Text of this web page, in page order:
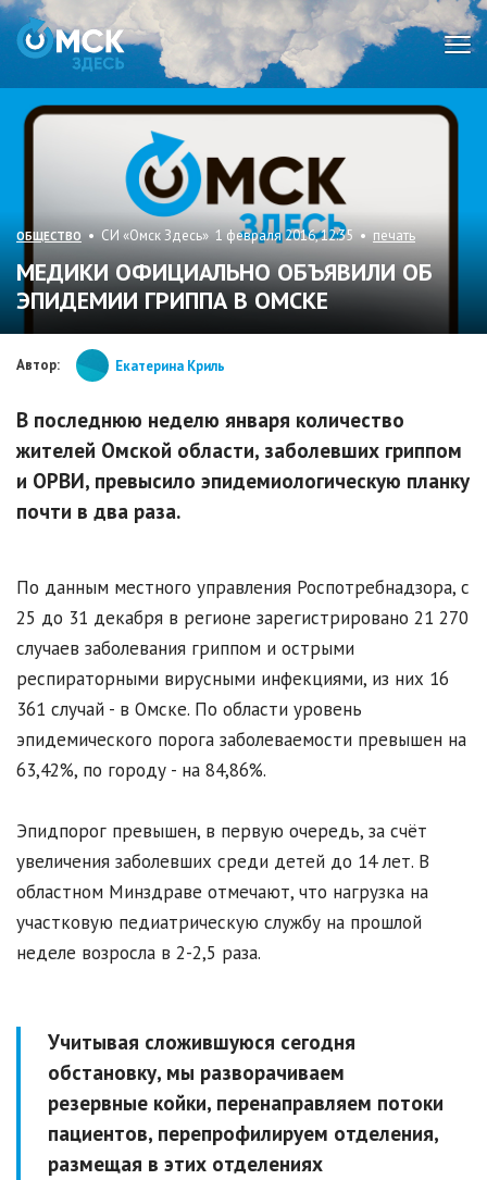
ОБЩЕСТВО • СИ «Омск Здесь» 1 февраля 2016, 12:35 • печать
МЕДИКИ ОФИЦИАЛЬНО ОБЪЯВИЛИ ОБ
ЭПИДЕМИИ ГРИППА В ОМСКЕ
Автор: Екатерина Криль
В последнюю неделю января количество
жителей Омской области, заболевших гриппом
и ОРВИ, превысило эпидемиологическую планку
почти в два раза.
По данным местного управления Роспотребнадзора, с
25 до 31 декабря в регионе зарегистрировано 21 270
случаев заболевания гриппом и острыми
респираторными вирусными инфекциями, из них 16
361 случай - в Омске. По области уровень
эпидемического порога заболеваемости превышен на
63,42%, по городу - на 84,86%.
Эпидпорог превышен, в первую очередь, за счёт
увеличения заболевших среди детей до 14 лет. В
областном Минздраве отмечают, что нагрузка на
участковую педиатрическую службу на прошлой
неделе возросла в 2-2,5 раза.
Учитывая сложившуюся сегодня
обстановку, мы разворачиваем
резервные койки, перенаправляем потоки
пациентов, перепрофилируем отделения,
размещая в этих отделениях